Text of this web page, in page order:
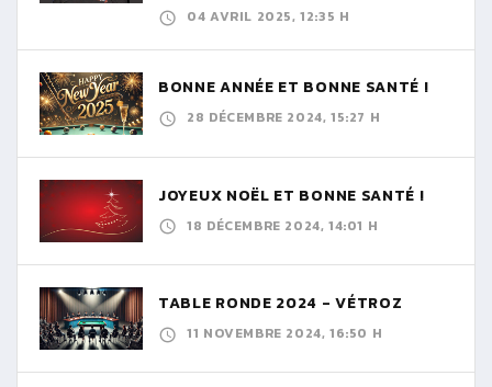
04 AVRIL 2025, 12:35 H
BONNE ANNÉE ET BONNE SANTÉ !
28 DÉCEMBRE 2024, 15:27 H
JOYEUX NOËL ET BONNE SANTÉ !
18 DÉCEMBRE 2024, 14:01 H
TABLE RONDE 2024 - VÉTROZ
11 NOVEMBRE 2024, 16:50 H